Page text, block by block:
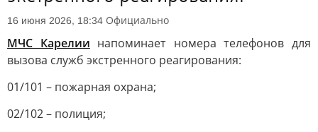
16 июня 2026, 18:34 Официально
МЧС Карелии напоминает номера телефонов для
вызова служб экстренного реагирования:
01/101 – пожарная охрана;
02/102 – полиция;